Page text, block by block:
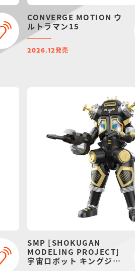
CONVERGE MOTION ウ
ルトラマン15
2026.12発売
SMP [SHOKUGAN
MODELING PROJECT]
宇宙ロボット キングジョ